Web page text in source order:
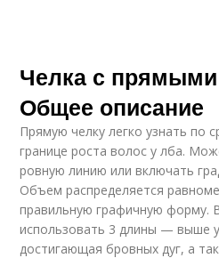
Челка с
Общее описание
Прямую челку легко узнать по
границе роста волос у лба.
ровную линию или включать
Объем распределяется
правильную графичную форму.
использовать 3 длины — выше
достигающая бровных дуг, а